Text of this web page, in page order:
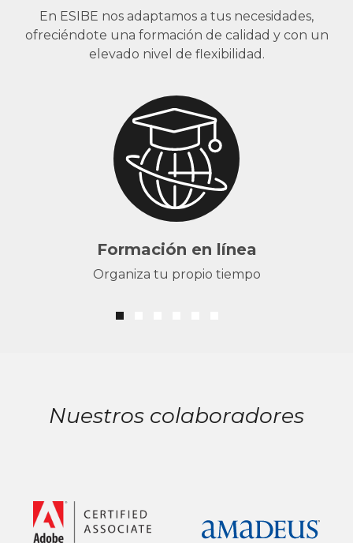
En ESIBE nos adaptamos a tus necesidades,
ofreciéndote una formación de calidad y con un
elevado nivel de flexibilidad.
Formación en línea
Organiza tu propio tiempo
Nuestros colaboradores